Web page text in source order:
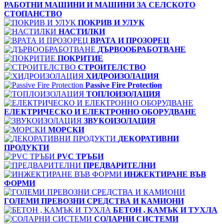
РАБОТНИ МАШИНИ И МАШИНИ ЗА СЕЛСКОТО
СТОПАНСТВО
ПОКРИВ И УЛУК
НАСТИЛКИ
ВРАТА И ПРОЗОРЕЦ
ДЪРВООБРАБОТВАНЕ
ПОКРИТИЕ
СТРОИТЕЛСТВО
ХИДРОИЗОЛАЦИЯ
Passive Fire Protection
ТОПЛОИЗОЛАЦИЯ
ЕЛЕКТРИЧЕСКО И ЕЛЕКТРОННО ОБОРУДВАНЕ
ЗВУКОИЗОЛАЦИЯ
МОРСКИ
ДЕКОРАТИВНИ
ПРОДУКТИ
PVC ТРЪБИ
ПРЕДВАРИТЕЛНИ
ИНЖЕКТИРАНЕ ВЪВ
ФОРМИ
ГОЛЕМИ ПРЕВОЗНИ СРЕДСТВА И КАМИОНИ
БЕТОН , КАМЪК И ТУХЛА
СОЛАРНИ СИСТЕМИ